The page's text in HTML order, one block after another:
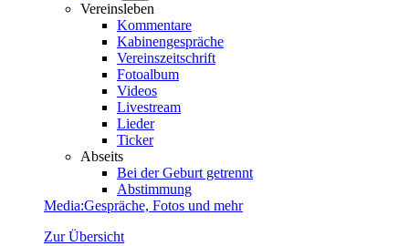
Vereinsleben
Kommentare
Kabinengespräche
Vereinszeitschrift
Fotoalbum
Videos
Livestream
Lieder
Ticker
Abseits
Bei der Geburt getrennt
Abstimmung
Media:Gespräche, Fotos und mehr
Zur Übersicht